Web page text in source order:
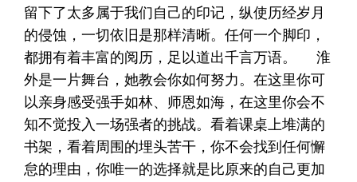
留下了太多属于我们自己的印记，纵使历经岁月
的侵蚀，一切依旧是那样清晰。任何一个脚印，
都拥有着丰富的阅历，足以道出千言万语。 淮
外是一片舞台，她教会你如何努力。在这里你可
以亲身感受强手如林、师恩如海，在这里你会不
知不觉投入一场强者的挑战。看着课桌上堆满的
书架，看着周围的埋头苦干，你不会找到任何懈
怠的理由，你唯一的选择就是比原来的自己更加